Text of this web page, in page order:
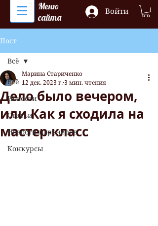
Меню
сайта
Войти
Пост
Всё
Новости
Статьи
Новости партнеров
Конкурсы
Всё
Дело было вечером,
или Как я сходила на
мастер-класс
Марина Стариченко
12 дек. 2023 г. 3 мин. чтения